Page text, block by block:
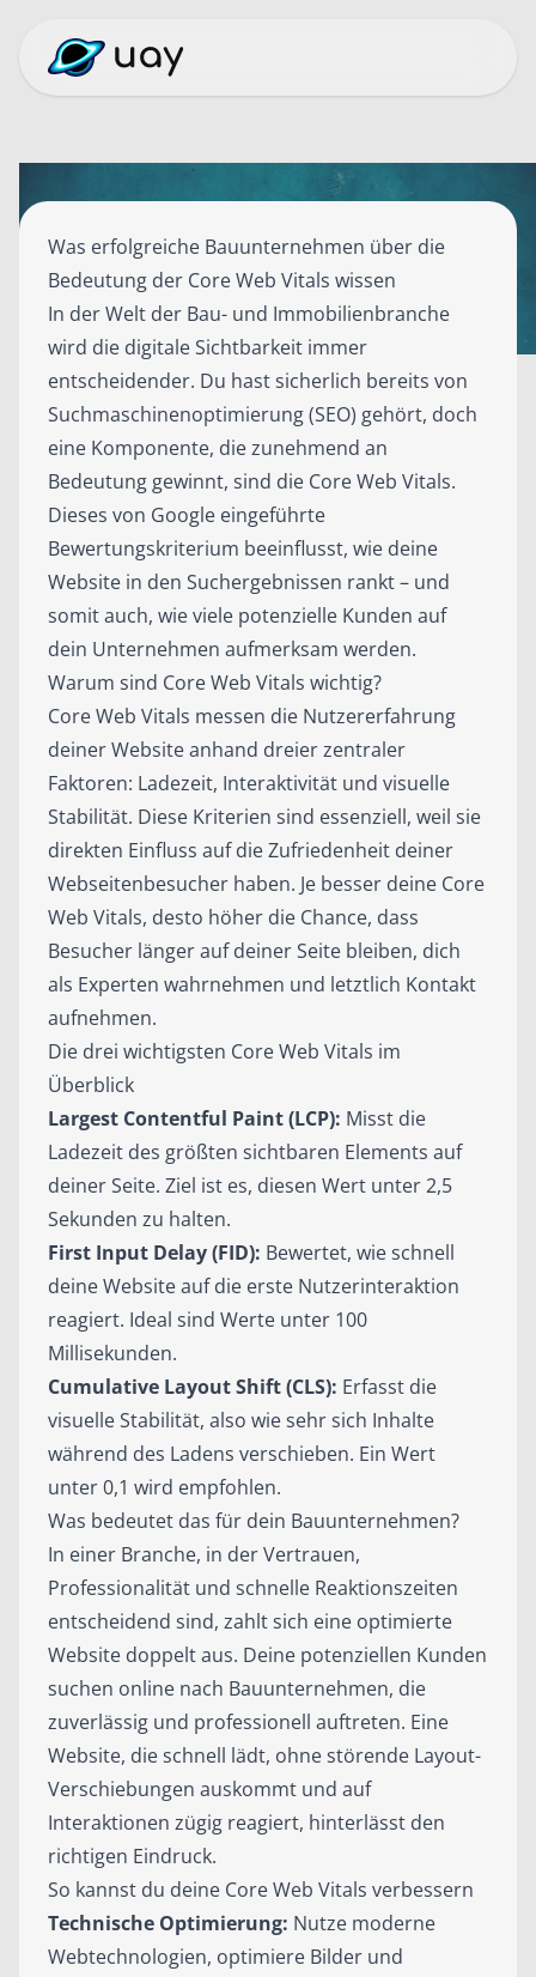
Was erfolgreiche Bauunternehmen über die
Bedeutung der Core Web Vitals wissen
In der Welt der Bau- und Immobilienbranche
wird die digitale Sichtbarkeit immer
entscheidender. Du hast sicherlich bereits von
Suchmaschinenoptimierung (SEO) gehört, doch
eine Komponente, die zunehmend an
Bedeutung gewinnt, sind die Core Web Vitals.
Dieses von Google eingeführte
Bewertungskriterium beeinflusst, wie deine
Website in den Suchergebnissen rankt – und
somit auch, wie viele potenzielle Kunden auf
dein Unternehmen aufmerksam werden.
Warum sind Core Web Vitals wichtig?
Core Web Vitals messen die Nutzererfahrung
deiner Website anhand dreier zentraler
Faktoren: Ladezeit, Interaktivität und visuelle
Stabilität. Diese Kriterien sind essenziell, weil sie
direkten Einfluss auf die Zufriedenheit deiner
Webseitenbesucher haben. Je besser deine Core
Web Vitals, desto höher die Chance, dass
Besucher länger auf deiner Seite bleiben, dich
als Experten wahrnehmen und letztlich Kontakt
aufnehmen.
Die drei wichtigsten Core Web Vitals im
Überblick
Largest Contentful Paint (LCP): Misst die
Ladezeit des größten sichtbaren Elements auf
deiner Seite. Ziel ist es, diesen Wert unter 2,5
Sekunden zu halten.
First Input Delay (FID): Bewertet, wie schnell
deine Website auf die erste Nutzerinteraktion
reagiert. Ideal sind Werte unter 100
Millisekunden.
Cumulative Layout Shift (CLS): Erfasst die
visuelle Stabilität, also wie sehr sich Inhalte
während des Ladens verschieben. Ein Wert
unter 0,1 wird empfohlen.
Was bedeutet das für dein Bauunternehmen?
In einer Branche, in der Vertrauen,
Professionalität und schnelle Reaktionszeiten
entscheidend sind, zahlt sich eine optimierte
Website doppelt aus. Deine potenziellen Kunden
suchen online nach Bauunternehmen, die
zuverlässig und professionell auftreten. Eine
Website, die schnell lädt, ohne störende Layout-
Verschiebungen auskommt und auf
Interaktionen zügig reagiert, hinterlässt den
richtigen Eindruck.
So kannst du deine Core Web Vitals verbessern
Technische Optimierung: Nutze moderne
Webtechnologien, optimiere Bilder und